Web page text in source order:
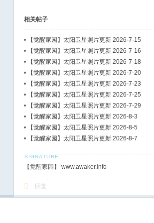
相关帖子
• 【觉醒家园】太阳卫星照片更新 2026-7-15
•
【觉醒家园】太阳卫星照片更新 2026-7-16
•
【觉醒家园】太阳卫星照片更新 2026-7-18
•
【觉醒家园】太阳卫星照片更新 2026-7-20
•
【觉醒家园】太阳卫星照片更新 2026-7-23
•
【觉醒家园】太阳卫星照片更新 2026-7-25
•
【觉醒家园】太阳卫星照片更新 2026-7-29
•
【觉醒家园】太阳卫星照片更新 2026-8-3
•
【觉醒家园】太阳卫星照片更新 2026-8-5
•
【觉醒家园】太阳卫星照片更新 2026-8-7
【觉醒家园】 www.awaker.info
回复